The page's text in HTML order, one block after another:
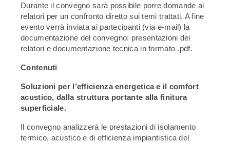
Durante il convegno sarà possibile porre domande ai
relatori per un confronto diretto sui temi trattati. A fine
evento verrà inviata ai partecipanti (via e-mail) la
documentazione del convegno: presentazioni dei
relatori e documentazione tecnica in formato .pdf.
Contenuti
Soluzioni per l’efficienza energetica e il comfort
acustico, dalla struttura portante alla finitura
superficiale.
Il convegno analizzerà le prestazioni di isolamento
termico, acustico e di efficienza impiantistica del